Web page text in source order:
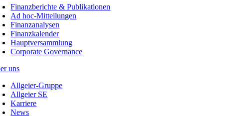
Finanzberichte & Publikationen
Ad hoc-Mitteilungen
Finanzanalysen
Finanzkalender
Hauptversammlung
Corporate Governance
uns
Allgeier-Gruppe
Allgeier SE
Karriere
News